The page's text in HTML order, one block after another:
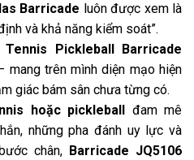
Barricade luôn được xem là
và khả năng kiểm soát”.
Tennis Pickleball Barricade
mang trên mình diện mạo hiện
giác bám sân chưa từng có.
hoặc pickleball đam mê
những pha đánh uy lực và
chân, Barricade JQ5106